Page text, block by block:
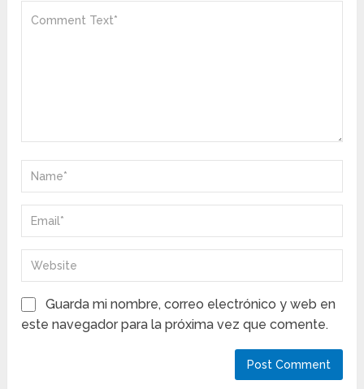
Guarda mi nombre, correo electrónico y web en
este navegador para la próxima vez que comente.